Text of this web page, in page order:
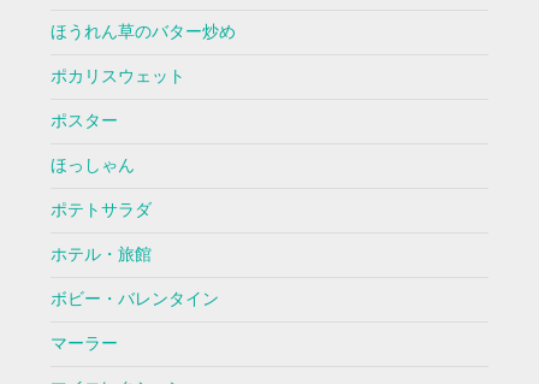
ほうれん草のバター炒め
ポカリスウェット
ポスター
ほっしゃん
ポテトサラダ
ホテル・旅館
ボビー・バレンタイン
マーラー